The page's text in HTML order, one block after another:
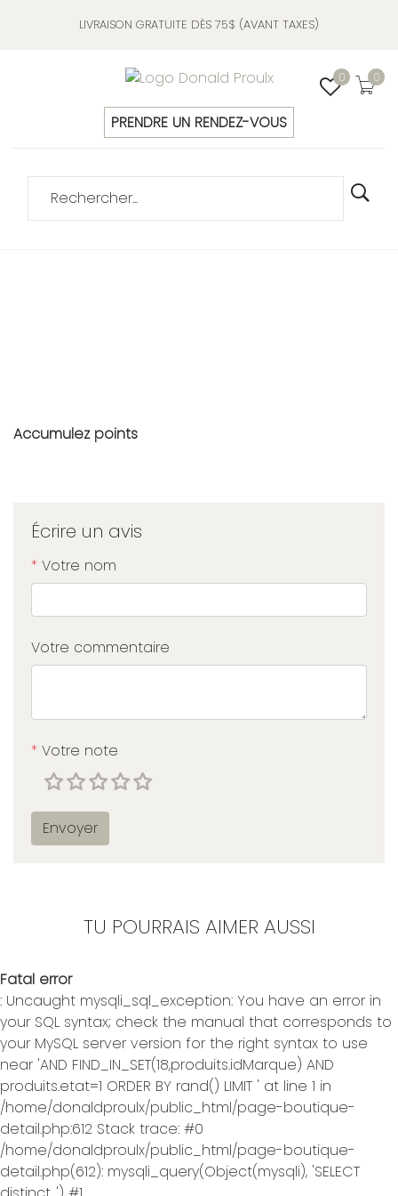
LIVRAISON GRATUITE DÈS 75$ (AVANT TAXES)
0 0
PRENDRE UN RENDEZ-VOUS
Accumulez points
Écrire un avis
* Votre nom
Votre commentaire
* Votre note
Envoyer
TU POURRAIS AIMER AUSSI
Fatal error
: Uncaught mysqli_sql_exception: You have an error in
your SQL syntax; check the manual that corresponds to
your MySQL server version for the right syntax to use
near 'AND FIND_IN_SET(18,produits.idMarque) AND
produits.etat=1 ORDER BY rand() LIMIT ' at line 1 in
/home/donaldproulx/public_html/page-boutique-
detail.php:612 Stack trace: #0
/home/donaldproulx/public_html/page-boutique-
detail.php(612): mysqli_query(Object(mysqli), 'SELECT